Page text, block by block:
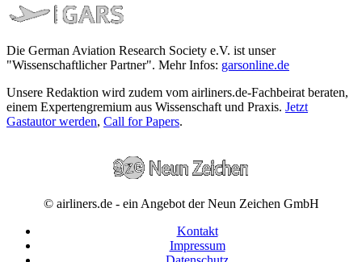
Die German Aviation Research Society e.V. ist unser
"Wissenschaftlicher Partner". Mehr Infos: garsonline.de
Unsere Redaktion wird zudem vom airliners.de-Fachbeirat beraten,
einem Expertengremium aus Wissenschaft und Praxis. Jetzt
Gastautor werden, Call for Papers.
© airliners.de - ein Angebot der Neun Zeichen GmbH
Kontakt
Impressum